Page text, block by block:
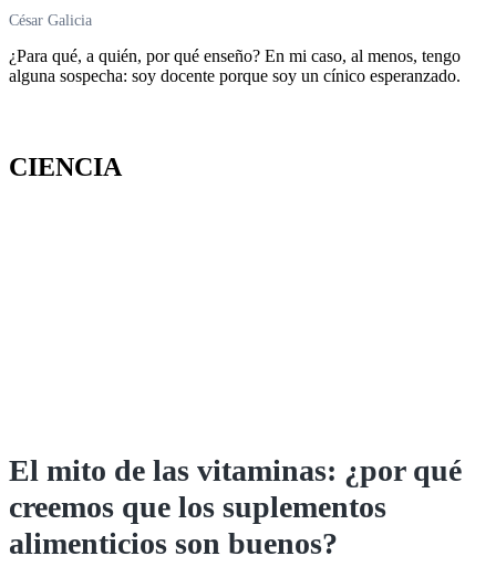
César Galicia
¿Para qué, a quién, por qué enseño? En mi caso, al menos, tengo
alguna sospecha: soy docente porque soy un cínico esperanzado.
CIENCIA
El mito de las vitaminas: ¿por qué
creemos que los suplementos
alimenticios son buenos?